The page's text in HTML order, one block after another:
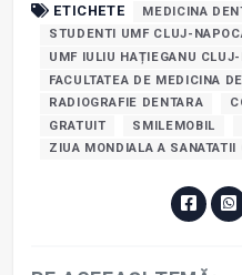
ETICHETE
MEDICINA
STUDENTI UMF CLUJ-
UMF IULIU HAȚIEGANU
FACULTATEA DE MEDICINA
RADIOGRAFIE DENTARA
GRATUIT
SMILEMOBIL
ZIUA MONDIALA A SANATATII